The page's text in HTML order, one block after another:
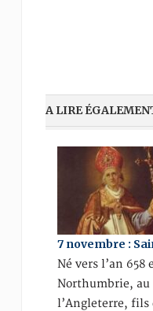
A LIRE
7 novembre :
Né vers l’an 658
Northumbrie, au
l’Angleterre, fils